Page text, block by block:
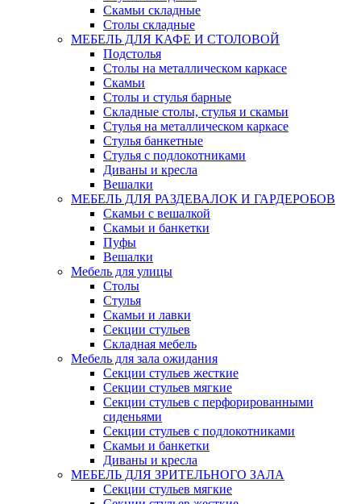
Скамьи складные
Столы складные
МЕБЕЛЬ ДЛЯ КАФЕ И СТОЛОВОЙ
Подстолья
Столы на металлическом каркасе
Скамьи
Столы и стулья барные
Складные столы, стулья и скамьи
Стулья на металлическом каркасе
Стулья банкетные
Стулья с подлокотниками
Диваны и кресла
Вешалки
МЕБЕЛЬ ДЛЯ РАЗДЕВАЛОК И ГАРДЕРОБОВ
Скамьи с вешалкой
Скамьи и банкетки
Пуфы
Вешалки
Мебель для улицы
Столы
Стулья
Скамьи и лавки
Секции стульев
Складная мебель
Мебель для зала ожидания
Секции стульев жесткие
Секции стульев мягкие
Секции стульев с перфорированными
сиденьями
Секции стульев с подлокотниками
Скамьи и банкетки
Диваны и кресла
МЕБЕЛЬ ДЛЯ ЗРИТЕЛЬНОГО ЗАЛА
Секции стульев мягкие